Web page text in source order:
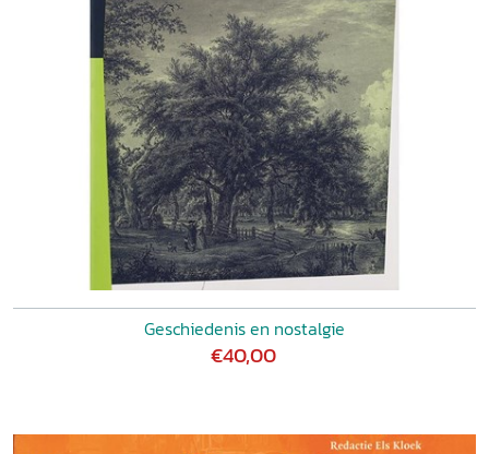
Geschiedenis en nostalgie
€40,00